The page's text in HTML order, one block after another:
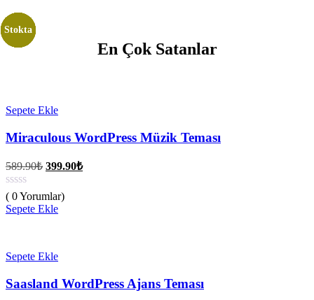
En Çok Satanlar
Stokta
Sepete Ekle
Miraculous WordPress Müzik Teması
589.90₺ Orijinal
589.90₺.
399.90₺Şu
( 0 Yorumlar)
Sepete Ekle
Stokta
Sepete Ekle
Saasland WordPress Ajans Teması
Stokta
Stokta
Stokta
Stokta
Stokta